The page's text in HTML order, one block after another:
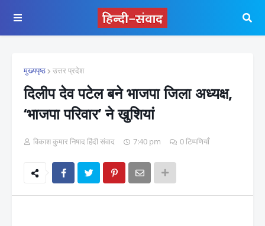
मुख्यपृष्ठ उत्तर प्रदेश
दिलीप देव पटेल बने भाजपा जिला अध्यक्ष,
‘भाजपा परिवार’ ने खुशियां
विकाश कुमार निषाद हिंदी संवाद 7:40 pm 0 टिप्पणियाँ